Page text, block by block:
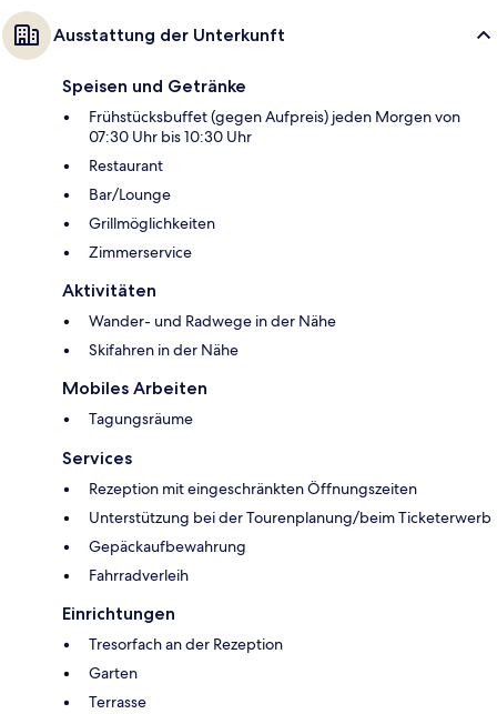
Ausstattung der Unterkunft
Speisen und Getränke
Frühstücksbuffet (gegen Aufpreis) jeden Morgen von
07:30 Uhr bis 10:30 Uhr
Restaurant
Bar/Lounge
Grillmöglichkeiten
Zimmerservice
Aktivitäten
Wander- und Radwege in der Nähe
Skifahren in der Nähe
Mobiles Arbeiten
Tagungsräume
Services
Rezeption mit eingeschränkten Öffnungszeiten
Unterstützung bei der Tourenplanung/beim Ticketerwerb
Gepäckaufbewahrung
Fahrradverleih
Einrichtungen
Tresorfach an der Rezeption
Garten
Terrasse